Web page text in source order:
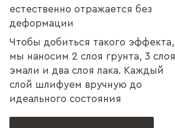
естественно отражается без
деформации
Чтобы добиться такого эффекта,
мы наносим 2 слоя грунта, 3 слоя
эмали и два слоя лака. Каждый
слой шлифуем вручную до
идеального состояния